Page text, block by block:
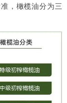
，橄榄油分为三